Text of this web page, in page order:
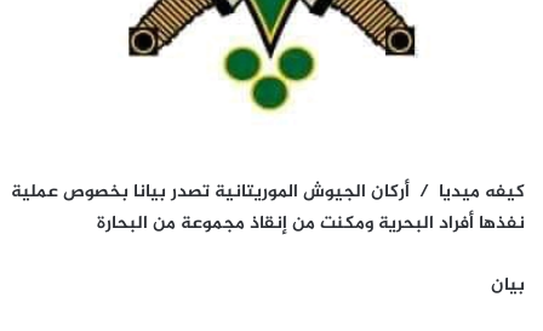
كيفه ميديا / أركان الجيوش الموريتانية تصدر بيانا بخصوص عملية
نفذها أفراد البحرية ومكنت من إنقاذ مجموعة من البحارة
بيان